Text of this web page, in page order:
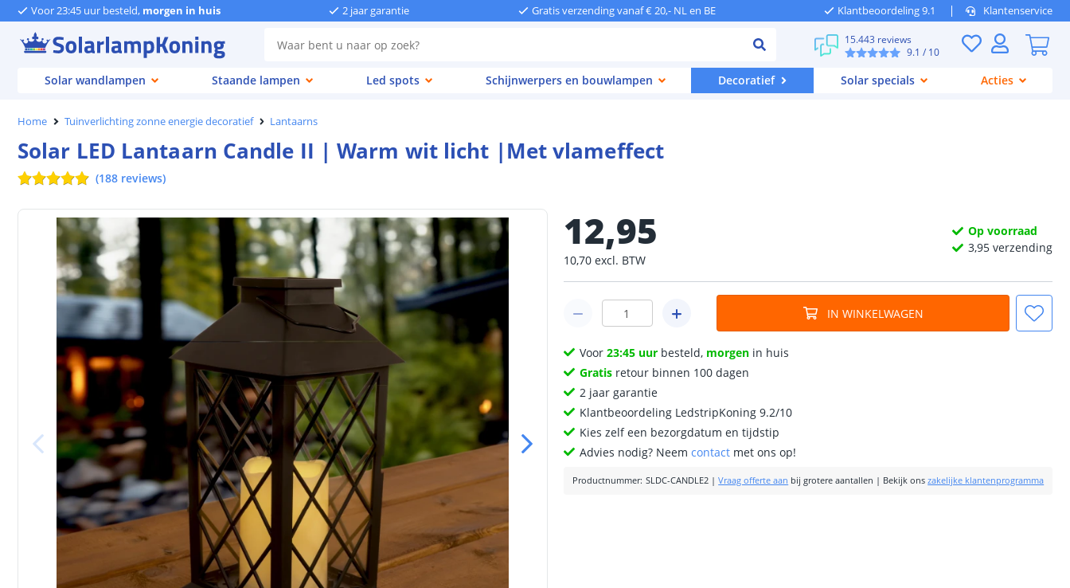
Voor 23:45 uur besteld, morgen in huis 2 jaar garantie Gratis verzending vanaf € 20,- NL en BE Klantbeoordeling 9.1 Klantenservice
15.443 reviews
9.1 / 10
Solar wandlampen Staande lampen Led spots Schijnwerpers en bouwlampen Decoratief Solar specials Acties
Home Tuinverlichting zonne energie decoratief Lantaarns
Solar LED Lantaarn Candle II | Warm wit licht |Met vlameffect
(188 reviews)
12,95
10,70 excl. BTW
Op voorraad
3,95 verzending
IN WINKELWAGEN
Voor23:45 uur besteld, morgen in huis
Gratis retour binnen 100 dagen
2 jaar garantie
Klantbeoordeling LedstripKoning 9.2/10
Kies zelf een bezorgdatum en tijdstip
Advies nodig? Neemcontact met ons op!
Productnummer: SLDC-CANDLE2 |Vraag offerte aan bij grotere aantallen | Bekijk ons zakelijke klantenprogramma